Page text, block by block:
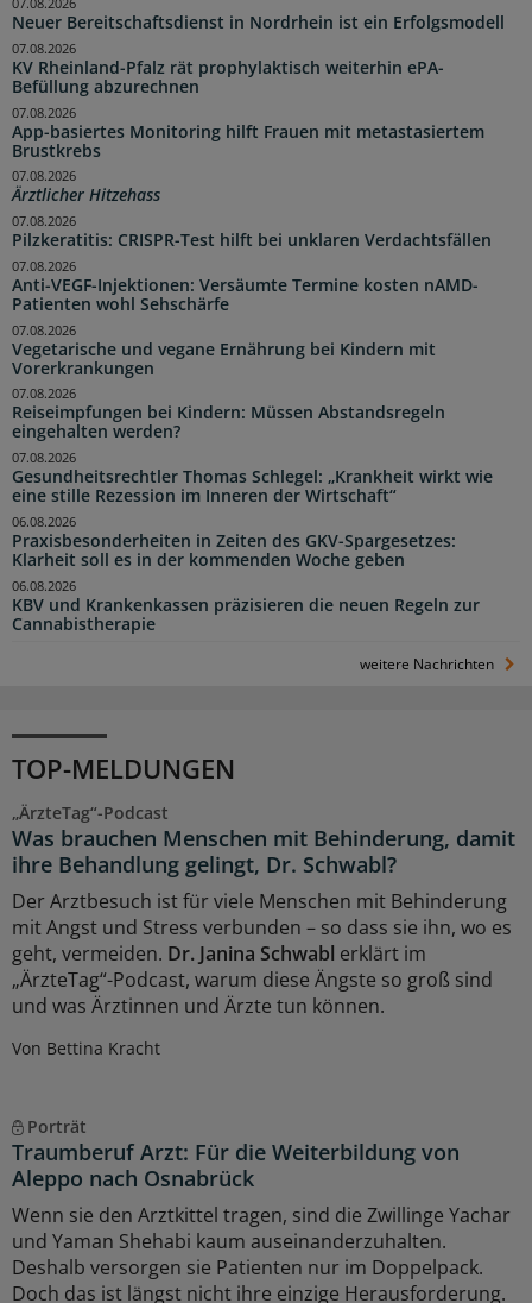
Neuer Bereitschaftsdienst in Nordrhein ist ein Erfolgsmodell
07.08.2026
KV Rheinland-Pfalz rät prophylaktisch weiterhin ePA-
Befüllung abzurechnen
07.08.2026
App-basiertes Monitoring hilft Frauen mit metastasiertem
Brustkrebs
07.08.2026
Ärztlicher Hitzehass
07.08.2026
Pilzkeratitis: CRISPR-Test hilft bei unklaren Verdachtsfällen
07.08.2026
Anti-VEGF-Injektionen: Versäumte Termine kosten nAMD-
Patienten wohl Sehschärfe
07.08.2026
Vegetarische und vegane Ernährung bei Kindern mit
Vorerkrankungen
07.08.2026
Reiseimpfungen bei Kindern: Müssen Abstandsregeln
eingehalten werden?
07.08.2026
Gesundheitsrechtler Thomas Schlegel: „Krankheit wirkt wie
eine stille Rezession im Inneren der Wirtschaft“
07.08.2026
Praxisbesonderheiten in Zeiten des GKV-Spargesetzes:
Klarheit soll es in der kommenden Woche geben
06.08.2026
KBV und Krankenkassen präzisieren die neuen Regeln zur
Cannabistherapie
06.08.2026
weitere Nachrichten
TOP-MELDUNGEN
„ÄrzteTag“-Podcast
Was brauchen Menschen mit Behinderung, damit
ihre Behandlung gelingt, Dr. Schwabl?
Der Arztbesuch ist für viele Menschen mit Behinderung
mit Angst und Stress verbunden – so dass sie ihn, wo es
geht, vermeiden. Dr. Janina Schwabl erklärt im
„ÄrzteTag“-Podcast, warum diese Ängste so groß sind
und was Ärztinnen und Ärzte tun können.
Von Bettina Kracht
Porträt
Traumberuf Arzt: Für die Weiterbildung von
Aleppo nach Osnabrück
Wenn sie den Arztkittel tragen, sind die Zwillinge Yachar
und Yaman Shehabi kaum auseinanderzuhalten.
Deshalb versorgen sie Patienten nur im Doppelpack.
Doch das ist längst nicht ihre einzige Herausforderung.